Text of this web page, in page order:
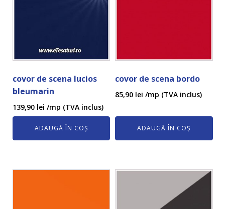
covor de scena lucios
bleumarin
139,90 lei /mp (TVA inclus)
ADAUGĂ ÎN COȘ
covor de scena bordo
85,90 lei /mp (TVA inclus)
ADAUGĂ ÎN COȘ